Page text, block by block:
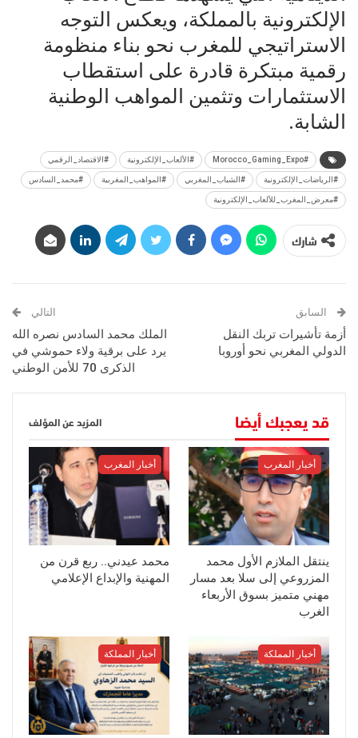
الإلكترونية بالمملكة، ويعكس التوجه
الاستراتيجي للمغرب نحو بناء منظومة
رقمية مبتكرة قادرة على استقطاب
الاستثمارات وتثمين المواهب الوطنية
الشابة.
#Morocco_Gaming_Expo #الألعاب_الإلكترونية #الاقتصاد_الرقمي
#الرياضات_الإلكترونية #الشباب_المغربي #المواهب_المغربية #محمد_السادس
#معرض_المغرب_للألعاب_الإلكترونية
شارك
السابق
أزمة تأشيرات تربك النقل
الدولي المغربي نحو أوروبا
التالي
الملك محمد السادس نصره الله
يرد على برقية ولاء حموشي في
الذكرى 70 للأمن الوطني
قد يعجبك أيضا المزيد عن المؤلف
أخبار المغرب
ينتقل الملازم الأول محمد
المزروعي إلى سلا بعد مسار
مهني متميز بسوق الأربعاء
الغرب
أخبار المغرب
محمد عيدني.. ربع قرن من
المهنية والإبداع الإعلامي
أخبار المملكة أخبار المملكة